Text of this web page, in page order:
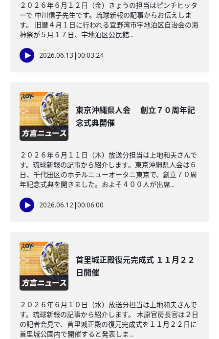
２０２６年６月１２日（金）きょうの担当はピンチヒッタ
ーで 中川信子先生です。琉球新報の記事からお伝えしま
す。 旧暦４月１日に行われる宜野湾市宇地泊区自治会の海
神祭が５月１７日、宇地泊区公民館...
2026.06.13 |00:03:24
東京沖縄県人会 創立７０周年記
念式典開催
２０２６年６月１１日（木）放送分担当は上地和夫さんで
す。琉球新報の記事から紹介します。東京沖縄県人会は６
日、千代田区のホテルニューオータニ東京で、創立７０周
年記念式典を開きました。およそ４００人が出席...
2026.06.12|00:06:00
首里城正殿復元完成式 １１月２２
日開催
２０２６年６月１０日（水）放送分担当は上地和夫さんで
す。琉球新報の記事から紹介します。 木原官房長官は２日
の記者会見で、首里城正殿の復元完成式を１１月２２日に
首里城公園内で開催すると発表しま...